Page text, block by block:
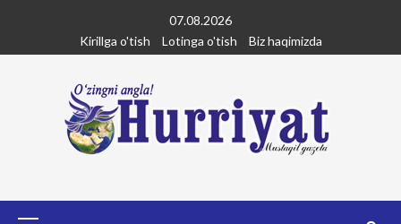
content
07.08.2026
Kirillga o'tish
Lotinga o'tish Biz haqimizda